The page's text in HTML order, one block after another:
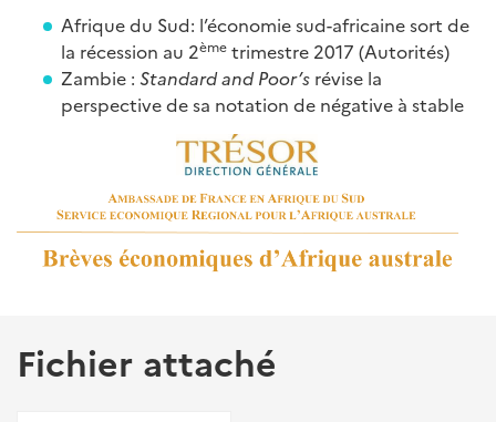
Afrique du Sud: l’économie sud-africaine sort de
la récession au 2ème trimestre 2017 (Autorités)
Zambie : Standard and Poor’s révise la
perspective de sa notation de négative à stable
Fichier attaché